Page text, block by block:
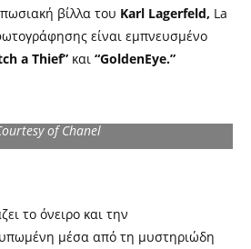
βίλλα του Karl Lagerfeld, La
είναι εμπνευσμένο
a Thief” και “GoldenEye.”
of Chanel
το όνειρο και την
μέσα από τη μυστηριώδη